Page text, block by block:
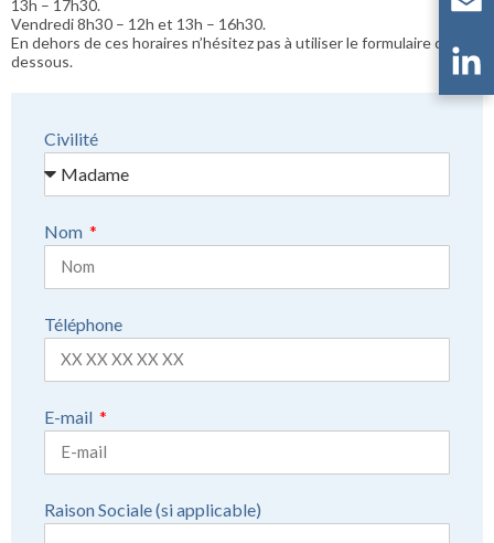
13h – 17h30.
Vendredi 8h30 – 12h et 13h – 16h30.
En dehors de ces horaires n’hésitez pas à utiliser le formulaire ci-
dessous.
Civilité
Nom
Téléphone
E-mail
Raison Sociale (si applicable)